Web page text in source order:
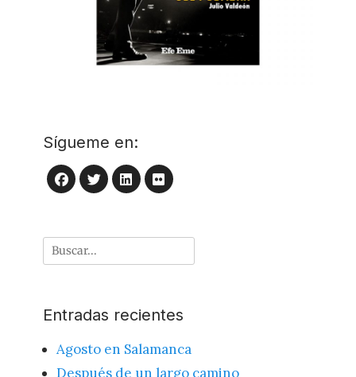
Sígueme en:
Facebook
Twitter
LinkedIn
Flickr
Buscar
Entradas recientes
Agosto en Salamanca
Después de un largo camino